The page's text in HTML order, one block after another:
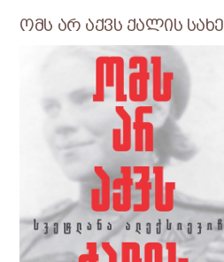
ომს არ აქვს ქალის სახე